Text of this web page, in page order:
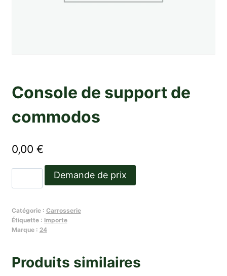
Console de support de
commodos
0,00 €
de
de
support
commodos
Demande de prix
Catégorie : Carrosserie
Étiquette : Importe
Marque : 24
Produits similaires